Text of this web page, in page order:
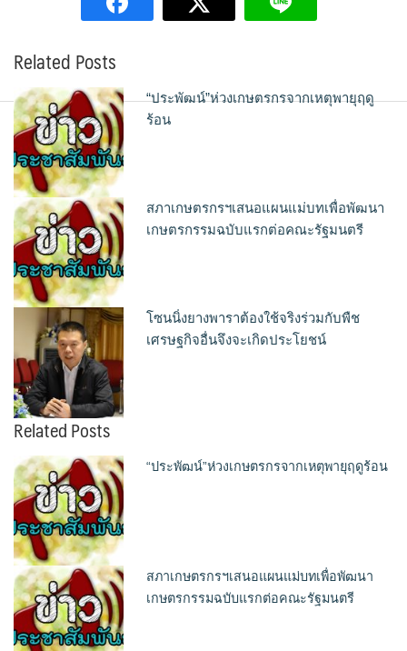
Related Posts
“ประพัฒน์”ห่วงเกษตรกรจากเหตุพายุฤดู
ร้อน
สภาเกษตรกรฯเสนอแผนแม่บทเพื่อพัฒนา
เกษตรกรรมฉบับแรกต่อคณะรัฐมนตรี
โซนนิ่งยางพาราต้องใช้จริงร่วมกับพืช
เศรษฐกิจอื่นจึงจะเกิดประโยชน์
Related Posts
“ประพัฒน์”ห่วงเกษตรกรจากเหตุพายุฤดูร้อน
สภาเกษตรกรฯเสนอแผนแม่บทเพื่อพัฒนา
เกษตรกรรมฉบับแรกต่อคณะรัฐมนตรี